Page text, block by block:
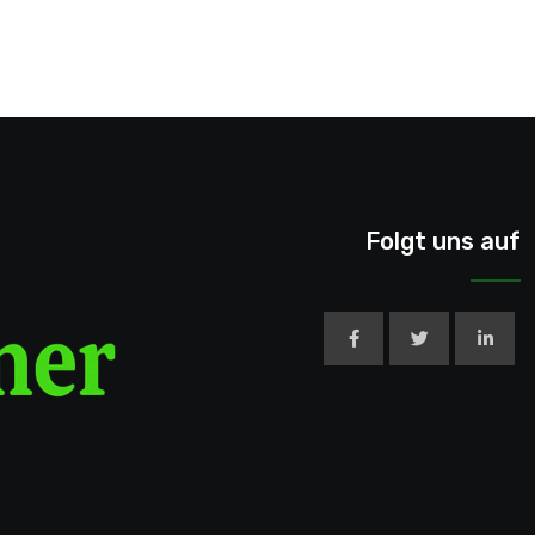
Folgt uns auf